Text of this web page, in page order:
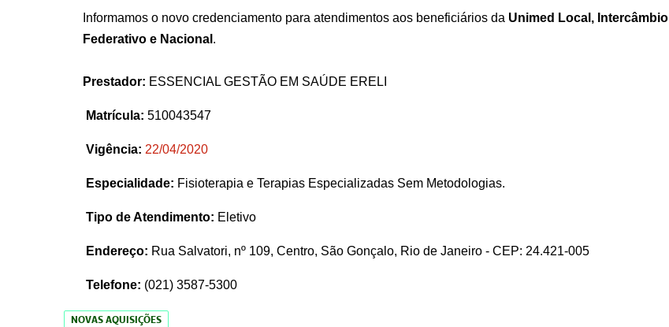
Informamos o novo credenciamento para atendimentos aos beneficiários da Unimed Local, Intercâmbio
Federativo e Nacional .
Prestador: ESSENCIAL GESTÃO EM SAÚDE ERELI
Matrícula: 510043547
Vigência: 22/04/2020
Especialidade: Fisioterapia e Terapias Especializadas Sem Metodologias.
Tipo de Atendimento: Eletivo
Endereço: Rua Salvatori, nº 109, Centro, São Gonçalo, Rio de Janeiro - CEP: 24.421-005
Telefone: (021) 3587-5300
NOVAS AQUISIÇÕES